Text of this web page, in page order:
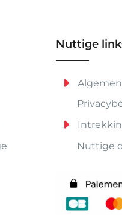
Nuttige
Nuttige